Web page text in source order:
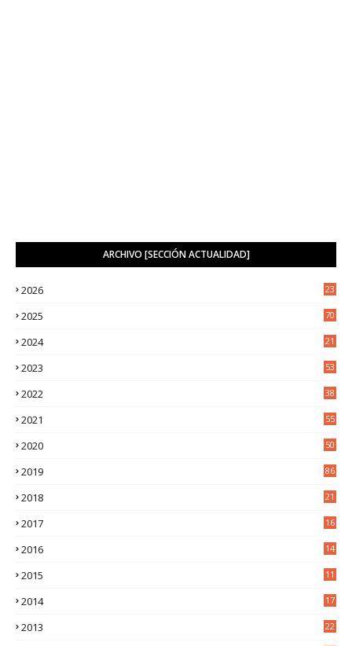
ARCHIVO [SECCIÓN ACTUALIDAD]
2026
23
2025
70
2024
21
2023
53
2022
38
2021
55
2020
50
2019 86
2018
21
2017
16
2016
14
2015
11
2014
17
2013
22